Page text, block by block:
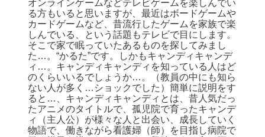
オンラインゲームなどテレビゲームを楽しんでい
る方もいると思いますが、最近はボードゲームや
カードゲームなど、昔流行したゲームを家族で楽
しんでいる、という話題もテレビで目にします。
そこで家で眠っていたあるものを探してみまし
た…。“かるた”です。しかもキャンディキャンデ
ィ…。キャンディキャンディを知っている人はど
のくらいいるでしょうか…。（教員の中にも知ら
ない人が多く…ショックでした）簡単に説明をす
ると…、キャンディキャンディとは、昔人気だっ
たアニメのタイトルで、孤児院で育ったキャンデ
ィ（主人公）が様々な人と出会い、成長していく
物語で、働きながら看護婦（師）を目指し病院で